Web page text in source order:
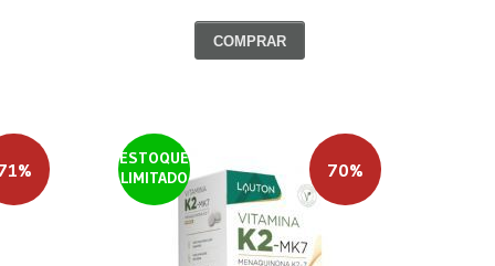
COMPRAR
ESTOQUE
LIMITADO
70%